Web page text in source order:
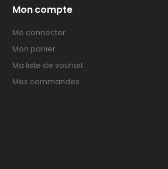
Mon compte
Me connecter
Mon panier
Ma liste de souhait
Mes commandes